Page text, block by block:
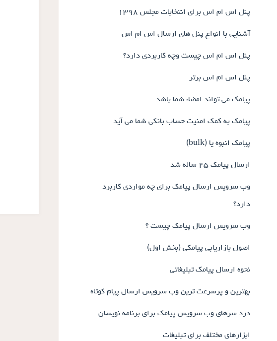
پنل اس ام اس برای انتخابات مجلس ۱۳۹۸
آشنایی با انواع پنل های ارسال اس ام اس
پنل اس ام اس چیست وچه کاربردی دارد؟
پنل اس ام اس برتر
پیامک می تواند امضاء شما باشد
پیامک به کمک امنیت حساب بانکی شما می آید
پیامک انبوه یا (bulk)
ارسال پیامک ۲۵ ساله شد
وب سرویس ارسال پیامک برای چه مواردی کاربرد
دارد؟
وب سرویس ارسال پیامک چیست ؟
اصول بازاریابی پیامکی (بخش اول)
نحوه ارسال پیامک تبلیغاتی
بهترین و پرسرعت ترین وب سرویس ارسال پیام کوتاه
درد سرهای وب سرویس پیامک برای برنامه نویسان
ابزارهای مختلف برای تبلیغات